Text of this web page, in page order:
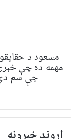
مسعود د
مهمه ده چې
چې سم